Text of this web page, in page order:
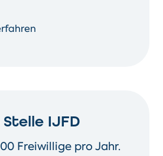
IJFD
Freiwillige pro Jahr.